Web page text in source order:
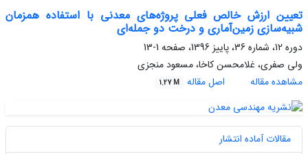
تعیین ارزش خالص فعلی پروژه‌های معدنی با استفاده‌ همزمان
شبیه‌سازی زمین‌آماری و درخت دو جمله‌ای
دوره 12، شماره 36، پاییز 1396، صفحه
1-13
ولی صفری، غلامحسن کاخا، مسعود منجزی
مشاهده مقاله
اصل مقاله 1.27 M
مقالات آماده انتشار